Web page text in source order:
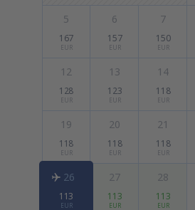
5
167
EUR
6
157
EUR
7
150
EUR
12
128
EUR
13
123
EUR
14
118
EUR
19
118
EUR
20
118
EUR
21
118
EUR
26
113
EUR
27
113
EUR
28
113
EUR